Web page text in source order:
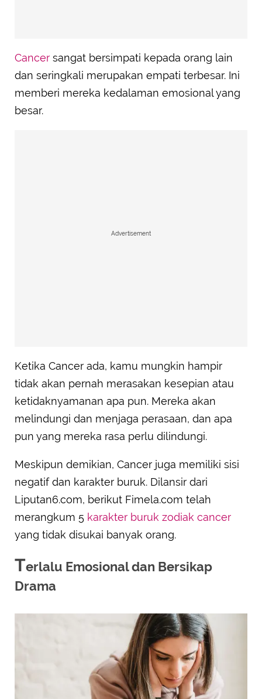
Cancer sangat bersimpati kepada orang lain
dan seringkali merupakan empati terbesar. Ini
memberi mereka kedalaman emosional yang
besar.
Advertisement
Ketika Cancer ada, kamu mungkin hampir
tidak akan pernah merasakan kesepian atau
ketidaknyamanan apa pun. Mereka akan
melindungi dan menjaga perasaan, dan apa
pun yang mereka rasa perlu dilindungi.
Meskipun demikian, Cancer juga memiliki sisi
negatif dan karakter buruk. Dilansir dari
Liputan6.com, berikut Fimela.com telah
merangkum 5 karakter buruk zodiak cancer
yang tidak disukai banyak orang.
Terlalu Emosional dan Bersikap
Drama